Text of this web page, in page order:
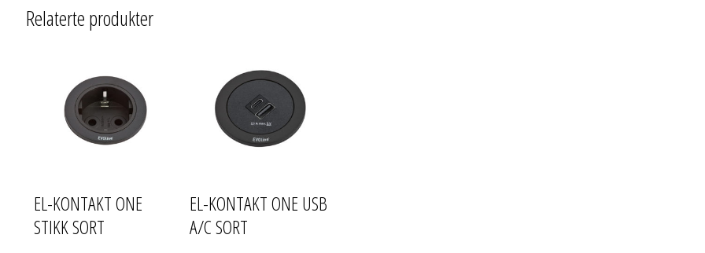
Relaterte produkter
EL-KONTAKT ONE
STIKK SORT
EL-KONTAKT ONE USB
A/C SORT